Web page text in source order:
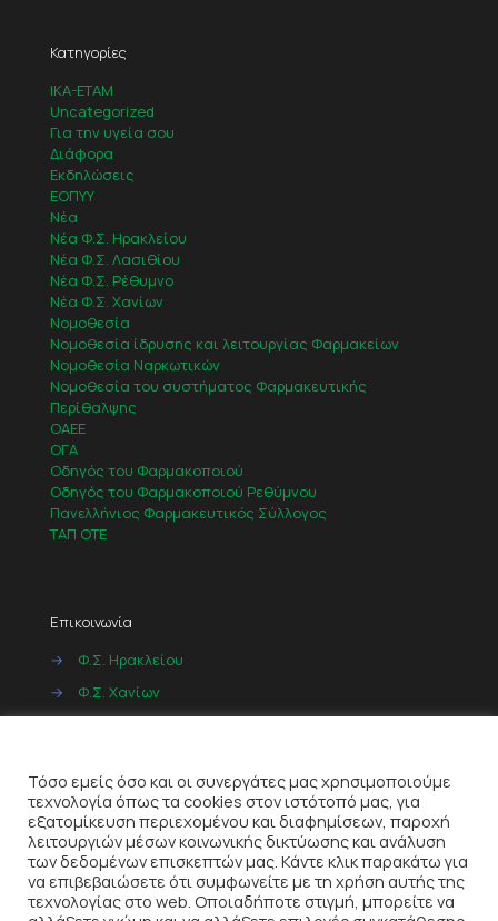
Κατηγορίες
IKA-ETAM
Uncategorized
Για την υγεία σου
Διάφορα
Εκδηλώσεις
ΕΟΠΥΥ
Νέα
Νέα Φ.Σ. Ηρακλείου
Νέα Φ.Σ. Λασιθίου
Νέα Φ.Σ. Ρέθυμνο
Νέα Φ.Σ. Χανίων
Νομοθεσία
Νομοθεσία ίδρυσης και λειτουργίας Φαρμακείων
Νομοθεσία Ναρκωτικών
Νομοθεσία του συστήματος Φαρμακευτικής
Περίθαλψης
ΟΑΕΕ
ΟΓΑ
Οδηγός του Φαρμακοποιού
Οδηγός του Φαρμακοποιού Ρεθύμνου
Πανελλήνιος Φαρμακευτικός Σύλλογος
ΤΑΠ ΟΤΕ
Επικοινωνία
→
Φ.Σ. Ηρακλείου
→
Φ.Σ. Χανίων
Τόσο εμείς όσο και οι συνεργάτες μας χρησιμοποιούμε
τεχνολογία όπως τα cookies στον ιστότοπό μας, για
εξατομίκευση περιεχομένου και διαφημίσεων, παροχή
λειτουργιών μέσων κοινωνικής δικτύωσης και ανάλυση
των δεδομένων επισκεπτών μας. Κάντε κλικ παρακάτω για
να επιβεβαιώσετε ότι συμφωνείτε με τη χρήση αυτής της
τεχνολογίας στο web. Οποιαδήποτε στιγμή, μπορείτε να